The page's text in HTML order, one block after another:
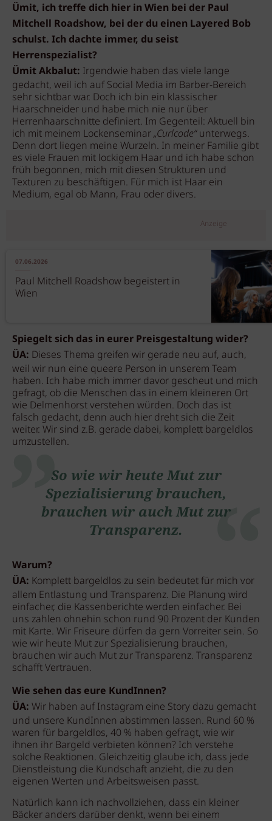
Ümit, ich treffe dich hier in Wien bei der Paul
Mitchell Roadshow, bei der du einen Layered Bob
schulst. Ich dachte immer, du seist
Herrenspezialist?
Ümit Akbalut: Irgendwie haben das viele lange
gedacht, weil ich auf Social Media im Barber-Bereich
sehr sichtbar war. Doch ich bin ein klassischer
Haarschneider und habe mich nie nur über
Herrenhaarschnitte definiert. Im Gegenteil: Aktuell bin
ich mit meinem Lockenseminar„Curlcode“unterwegs.
Denn dort liegen meine Wurzeln. In meiner Familie gibt
es viele Frauen mit lockigem Haar und ich habe schon
früh begonnen, mich mit diesen Strukturen und
Texturen zu beschäftigen. Für mich ist Haar ein
Medium, egal ob Mann, Frau oder divers.
Anzeige
07.06.2026
Paul Mitchell Roadshow begeistert in
Wien
Spiegelt sich das in eurer Preisgestaltung wider?
ÜA: Dieses Thema greifen wir gerade neu auf, auch,
weil wir nun eine queere Person in unserem Team
haben. Ich habe mich immer davor gescheut und mich
gefragt, ob die Menschen das in einem kleineren Ort
wie Delmenhorst verstehen würden. Doch das ist
falsch gedacht, denn auch hier dreht sich die Zeit
weiter. Wir sind z.B. gerade dabei, komplett bargeldlos
umzustellen.
So wie wir heute Mut zur
Spezialisierung brauchen,
brauchen wir auch Mut zur
Transparenz.
Warum?
ÜA: Komplett bargeldlos zu sein bedeutet für mich vor
allem Entlastung und Transparenz. Die Planung wird
einfacher, die Kassenberichte werden einfacher. Bei
uns zahlen ohnehin schon rund 90 Prozent der Kunden
mit Karte. Wir Friseure dürfen da gern Vorreiter sein. So
wie wir heute Mut zur Spezialisierung brauchen,
brauchen wir auch Mut zur Transparenz. Transparenz
schafft Vertrauen.
Wie sehen das eure KundInnen?
ÜA: Wir haben auf Instagram eine Story dazu gemacht
und unsere KundInnen abstimmen lassen. Rund 60 %
waren für bargeldlos, 40 % haben gefragt, wie wir
ihnen ihr Bargeld verbieten können? Ich verstehe
solche Reaktionen. Gleichzeitig glaube ich, dass jede
Dienstleistung die Kundschaft anzieht, die zu den
eigenen Werten und Arbeitsweisen passt.
Natürlich kann ich nachvollziehen, dass ein kleiner
Bäcker anders darüber denkt, wenn bei einem